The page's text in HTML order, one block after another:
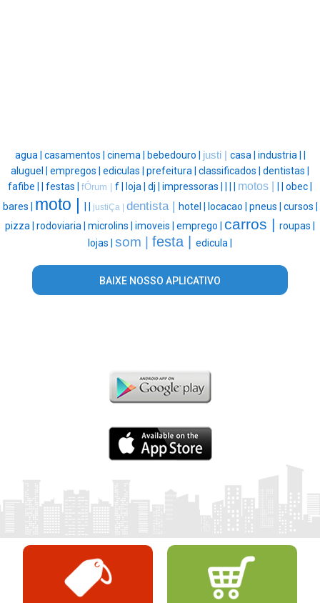
agua | casamentos | cinema | bebedouro | justi | casa | industria | |
aluguel | empregos | ediculas | prefeitura | classificados | dentistas |
fafibe | | festas | fÓrum | f | loja | dj | impressoras | | | | motos | | | obec |
bares | moto | | | justiÇa | dentista | hotel | locacao | pneus | cursos |
pizza | rodoviaria | microlins | imoveis | emprego | carros | roupas |
lojas | som | festa | edicula |
BAIXE NOSSO APLICATIVO